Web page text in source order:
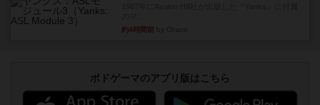
約4時間前
ボドゲーマのアプリ版はこちら